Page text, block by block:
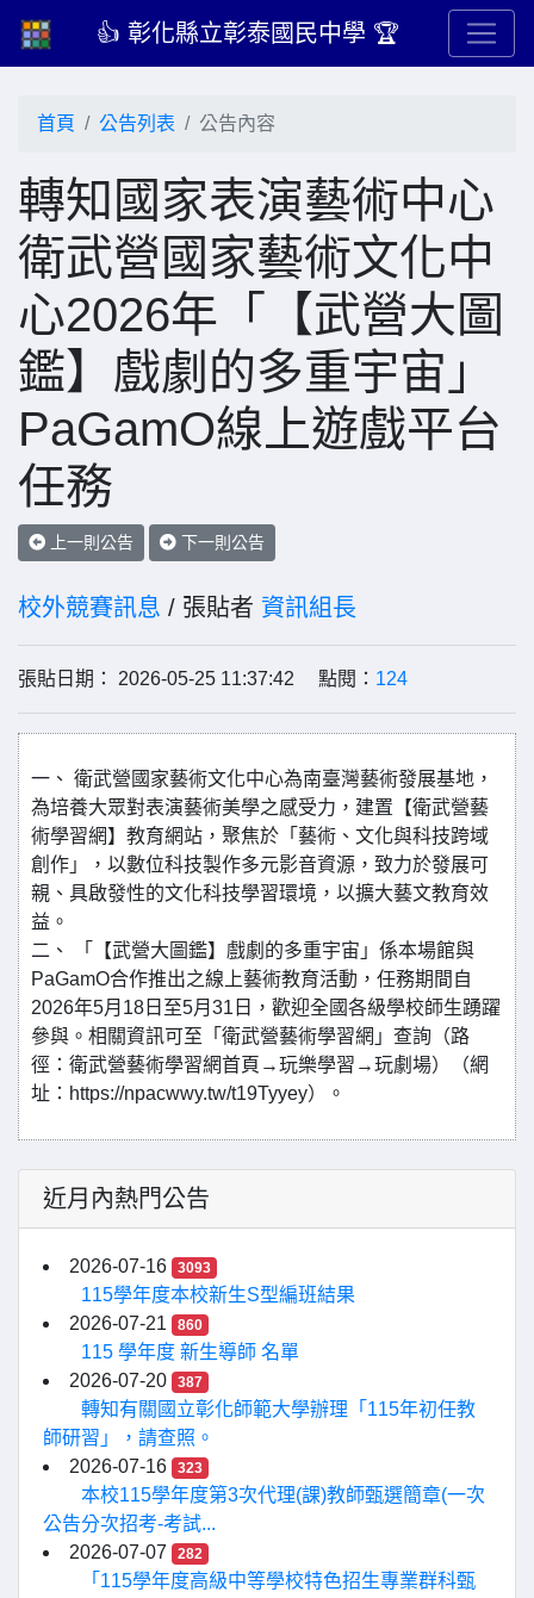
👍 彰化縣立彰泰國民中學 🏆
首頁 公告列表 公告內容
轉知國家表演藝術中心
衛武營國家藝術文化中
心2026年「【武營大圖
鑑】戲劇的多重宇宙」
PaGamO線上遊戲平台
任務
上一則公告 下一則公告
校外競賽訊息 / 張貼者 資訊組長
張貼日期： 2026-05-25 11:37:42 點閱： 124
一、 衛武營國家藝術文化中心為南臺灣藝術發展基地，
為培養大眾對表演藝術美學之感受力，建置【衛武營藝
術學習網】教育網站，聚焦於「藝術、文化與科技跨域
創作」，以數位科技製作多元影音資源，致力於發展可
親、具啟發性的文化科技學習環境，以擴大藝文教育效
益。
二、 「【武營大圖鑑】戲劇的多重宇宙」係本場館與
PaGamO合作推出之線上藝術教育活動，任務期間自
2026年5月18日至5月31日，歡迎全國各級學校師生踴躍
參與。相關資訊可至「衛武營藝術學習網」查詢（路
徑：衛武營藝術學習網首頁→玩樂學習→玩劇場）（網
址：https://npacwwy.tw/t19Tyyey）。
近月內熱門公告
2026-07-16 3093
115學年度本校新生S型編班結果
2026-07-21
860
115 學年度 新生導師 名單
2026-07-20
387
轉知有關國立彰化師範大學辦理「115年初任教
師研習」，請查照。
2026-07-16
323
本校115學年度第3次代理(課)教師甄選簡章(一次
公告分次招考-考試...
2026-07-07
282
「115學年度高級中等學校特色招生專業群科甄